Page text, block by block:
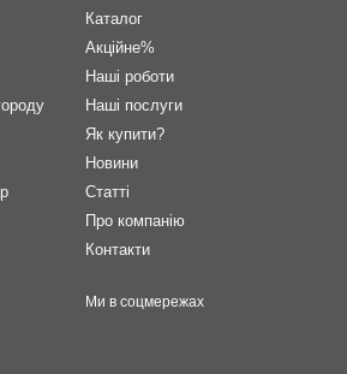
Каталог
Акційне%
Наші роботи
Наші послуги
Як купити?
Новини
Статті
Про компанію
Контакти
Ми в соцмережах